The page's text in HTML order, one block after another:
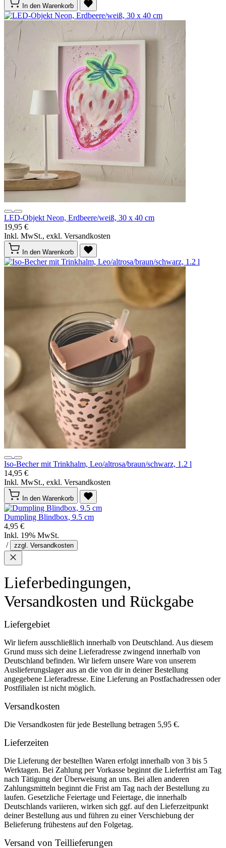
In den Warenkorb
LED-Objekt Neon, Erdbeere/weiß, 30 x 40 cm
19,95 €
Inkl. MwSt., exkl. Versandkosten
In den Warenkorb
Iso-Becher mit Trinkhalm, Leo/altrosa/braun/schwarz, 1.2 l
14,95 €
Inkl. MwSt., exkl. Versandkosten
In den Warenkorb
Dumpling Blindbox, 9.5 cm
4,95 €
Inkl. 19% MwSt.
/
zzgl. Versandkosten
Lieferbedingungen,
Versandkosten und Rückgabe
Liefergebiet
Wir liefern ausschließlich innerhalb von Deutschland. Aus diesem
Grund muss sich deine Lieferadresse zwingend innerhalb von
Deutschland befinden. Wir liefern unsere Ware von unserem
Auslieferungslager aus an die von dir in deiner Bestellung
angegebene Lieferadresse. Eine Lieferung an Postfachadressen oder
Postfilialen ist nicht möglich.
Versandkosten
Die Versandkosten für jede Bestellung betragen 5,95 €.
Lieferzeiten
Die Lieferung der bestellten Waren erfolgt innerhalb von 3 bis 5
Werktagen. Bei Zahlung per Vorkasse beginnt die Lieferfrist am Tag
nach Tätigung der Überweisung an uns. Bei allen anderen
Zahlungsmitteln beginnt die Frist am Tag nach der Bestellung zu
laufen. Gesetzliche Feiertage und Feiertage, die innerhalb
Deutschlands variieren, wirken sich ggf. auf den Lieferzeitpunkt
deiner Bestellung aus und führen zu einer Verschiebung der
Belieferung frühestens auf den Folgetag.
Versand von Teillieferungen